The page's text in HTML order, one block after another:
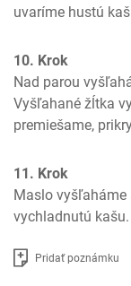
uvaríme hustú
10. Krok
Nad parou
Vyšľahané žĺtka
premiešame,
11. Krok
Maslo vyšľaháme
vychladnutú kašu.
Pridať poznámku